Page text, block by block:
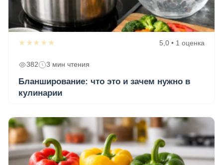
★★★★★ 5,0 • 1 оценка
382 3 мин чтения
Бланширование: что это и зачем нужно в
кулинарии